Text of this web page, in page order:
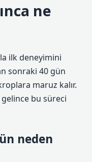
ne
ilk deneyimini
sonraki 40 gün
maruz kalır.
gelince bu süreci
neden